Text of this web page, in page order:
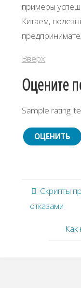
примеры
Китаем,
Вверх
Оцените
Sample rating
Скрипты
отказами
Как